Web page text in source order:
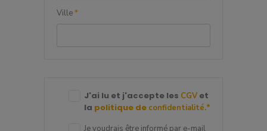
Ville*
J'ai lu et j'accepte les CGVet
la politique de confidentialité.*
Je voudrais être informé par e-mail